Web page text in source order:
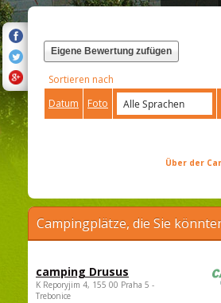
Eigene Bewertung zufügen
Sortieren nach
Datum
Foto
Über der
Campingplätze, die Sie
camping Drusus
K Reporyjim 4, 155 00 Praha 5 -
Trebonice